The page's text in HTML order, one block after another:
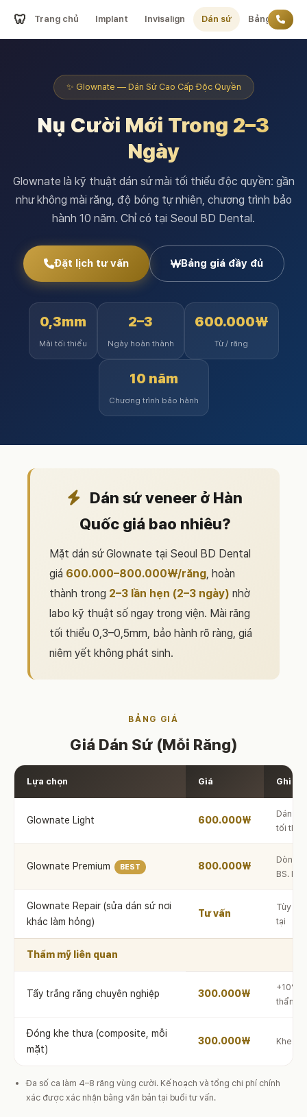
🦷 Trang chủ Implant Invisalign Dán sứ Bảng giá
✨ Glownate — Dán Sứ Cao Cấp Độc Quyền
Nụ Cười Mới Trong 2–3
Ngày
Glownate là kỹ thuật dán sứ mài tối thiểu độc quyền: gần
như không mài răng, độ bóng tự nhiên, chương trình bảo
hành 10 năm. Chỉ có tại Seoul BD Dental.
Đặt lịch tư vấn Bảng giá đầy đủ
0,3mm
Mài tối thiểu
2–3
Ngày hoàn thành
600.000₩
Từ / răng
10 năm
Chương trình bảo hành
Dán sứ veneer ở Hàn
Quốc giá bao nhiêu?
Mặt dán sứ Glownate tại Seoul BD Dental
giá 600.000–800.000₩/răng, hoàn
thành trong 2–3 lần hẹn (2–3 ngày) nhờ
labo kỹ thuật số ngay trong viện. Mài răng
tối thiểu 0,3–0,5mm, bảo hành rõ ràng, giá
niêm yết không phát sinh.
BẢNG GIÁ
Giá Dán Sứ (Mỗi Răng)
Lựa chọn Giá Ghi
Glownate Light 600.000₩
Dán sứ
tối
Glownate Premium BEST 800.000₩
Dòng
BS.
Glownate Repair (sửa dán sứ nơi
khác làm hỏng)
Tư vấn
Tùy
tại
Thẩm mỹ liên quan
Tẩy trắng răng chuyên nghiệp 300.000₩
+10%
thẩm
Đóng khe thưa (composite, mỗi
mặt)
300.000₩ Khe hở
Đa số ca làm 4–8 răng vùng cười. Kế hoạch và tổng chi phí chính
xác được xác nhận bằng văn bản tại buổi tư vấn.